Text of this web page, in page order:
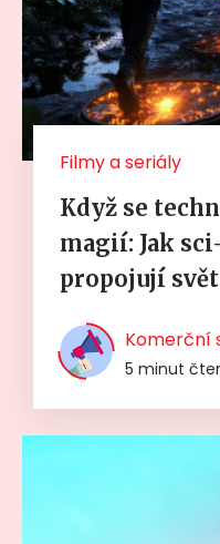
Filmy a seriály
Když se
magií: Jak
propojují
Komerční
5 minut